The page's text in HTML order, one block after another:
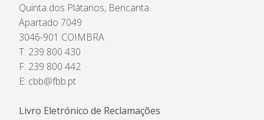
Quinta dos Plátanos, Bencanta
Apartado 7049
3046-901 COIMBRA
T: 239 800 430
F: 239 800 442
E: cbb@fbb.pt
Livro Eletrónico de Reclamações